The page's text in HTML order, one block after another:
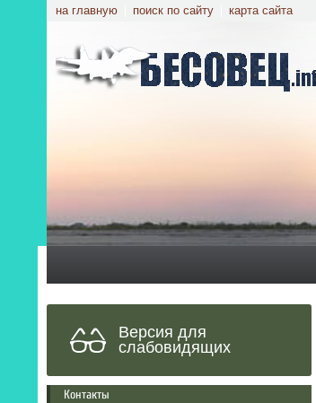
на главную поиск по сайту карта сайта
Версия для
слабовидящих
Контакты